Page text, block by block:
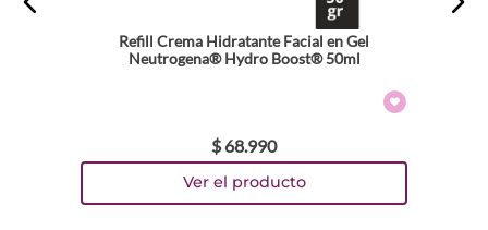
Refill Crema Hidratante Facial en Gel
Neutrogena® Hydro Boost® 50ml
$ 68.990